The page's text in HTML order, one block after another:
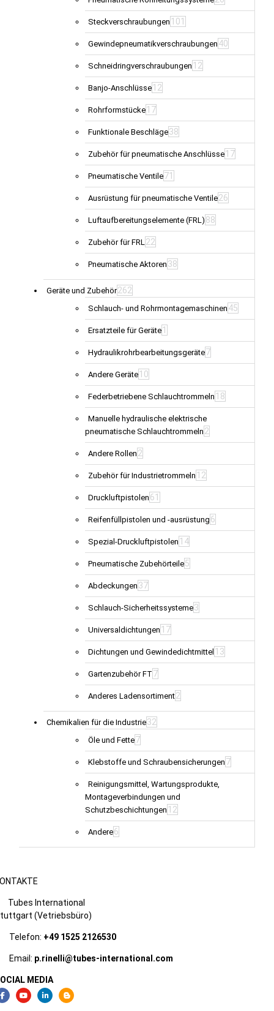
Steckverschraubungen 101
Gewindepneumatikverschraubungen 40
Schneidringverschraubungen 12
Banjo-Anschlüsse 12
Rohrformstücke 17
Funktionale Beschläge38
Zubehör für pneumatische Anschlüsse 17
Pneumatische Ventile71
Ausrüstung für pneumatische Ventile26
Luftaufbereitungselemente (FRL) 88
Zubehör für FRL 22
Pneumatische Aktoren 38
Geräte und Zubehör262
Schlauch- und Rohrmontagemaschinen 45
Ersatzteile für Geräte 1
Hydraulikrohrbearbeitungsgeräte7
Andere Geräte 10
Federbetriebene Schlauchtrommeln 18
Manuelle hydraulische elektrische
pneumatische Schlauchtrommeln 2
Andere Rollen 2
Zubehör für Industrietrommeln 12
Druckluftpistolen 61
Reifenfüllpistolen und -ausrüstung 6
Spezial-Druckluftpistolen 14
Pneumatische Zubehörteile5
Abdeckungen 37
Schlauch-Sicherheitssysteme3
Universaldichtungen 17
Dichtungen und Gewindedichtmittel 13
Gartenzubehör FT 7
Anderes Ladensortiment2
Chemikalien für die Industrie32
Öle und Fette7
Klebstoffe und Schraubensicherungen 7
Reinigungsmittel, Wartungsprodukte,
Montageverbindungen und
Schutzbeschichtungen 12
Andere6
Tubes International
(Vetriebsbüro)
Telefon: +49 1525 2126530
Email: p.rinelli@tubes-international.com
MEDIA